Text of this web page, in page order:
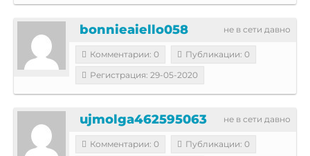
не в сети давно
bonnieaiello058
Комментарии: 0
Публикации: 0
Регистрация: 29-05-2020
не в сети давно
ujmolga462595063
Комментарии: 0
Публикации: 0